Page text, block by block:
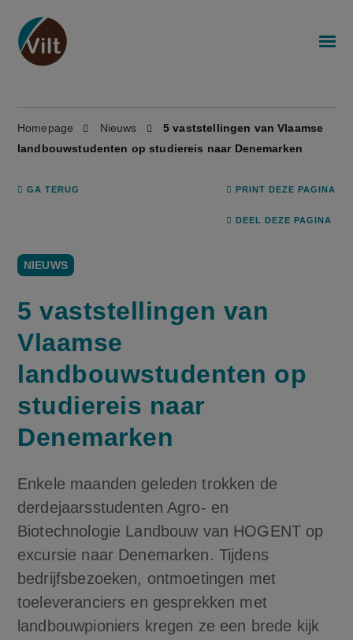
Homepage Nieuws
5 vaststellingen van Vlaamse
landbouwstudenten op studiereis naar Denemarken
GA TERUG PRINT DEZE PAGINA
DEEL DEZE PAGINA
NIEUWS
5 vaststellingen van
Vlaamse
landbouwstudenten op
studiereis naar
Denemarken
Enkele maanden geleden trokken de
derdejaarsstudenten Agro- en
Biotechnologie Landbouw van HOGENT op
excursie naar Denemarken. Tijdens
bedrijfsbezoeken, ontmoetingen met
toeleveranciers en gesprekken met
landbouwpioniers kregen ze een brede kijk